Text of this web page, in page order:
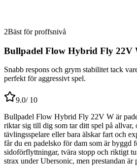
2Bäst för proffsnivå
Bullpadel Flow Hybrid Fly 22V
Snabb respons och grym stabilitet tack
perfekt för aggressivt spel.
9.0/ 10
Bullpadel Flow Hybrid Fly 22V W är
riktar sig till dig som tar ditt spel på allvar,
tävlingsspelare eller bara älskar fart och
får du en padelsko för dam som är byggd
sidoförflyttningar, tvära stopp och riktigt
strax under Ubersonic, men prestandan